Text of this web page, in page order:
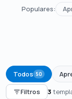
Populares:
Todos 50
Filtros 3